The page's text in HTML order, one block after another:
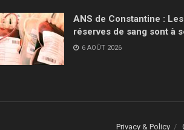
ANS de Constantine : Les
réserves de sang sont à
6 AOÛT 2026
Privacy & Policy